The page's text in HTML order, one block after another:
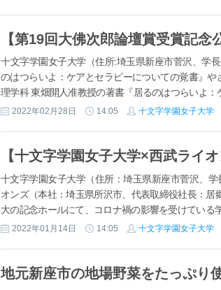
十文字学園女子大学（住所:埼玉県新座市菅沢、学
のはつらいよ：ケアとセラピーについての覚書』
理学科 東畑開人准教授の著書『居るのはつらいよ：
2022年02月28日 14:05 十文字学園女子大学
十文字学園女子大学（住所：埼玉県新座市菅沢、
オンズ（本社：埼玉県所沢市、代表取締役社長：
大の記念ホールにて、コロナ禍の影響を受けている
2022年01月14日 14:05 十文字学園女子大学